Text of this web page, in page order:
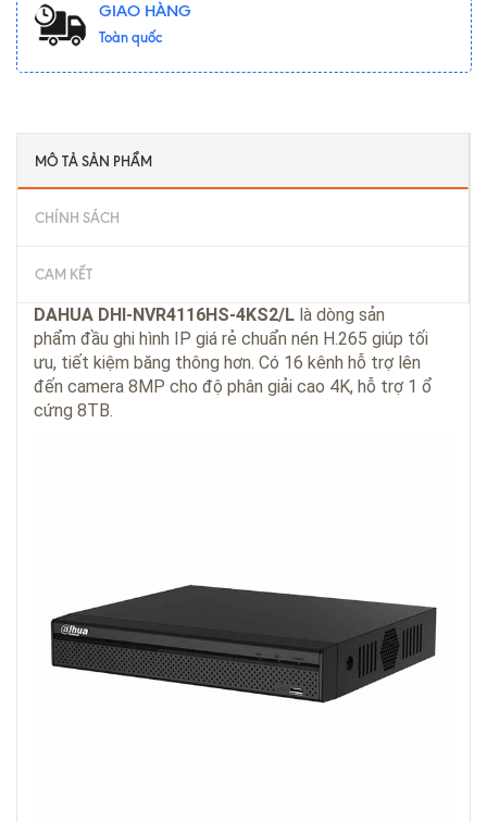
GIAO HÀNG
Toàn quốc
MÔ TẢ SẢN PHẨM
CHÍNH SÁCH
CAM KẾT
DAHUA DHI-NVR4116HS-4KS2/L là dòng sản
phẩm đầu ghi hình IP giá rẻ chuẩn nén H.265 giúp tối
ưu, tiết kiệm băng thông hơn. Có 16 kênh hỗ trợ lên
đến camera 8MP cho độ phân giải cao 4K, hỗ trợ 1 ổ
cứng 8TB.